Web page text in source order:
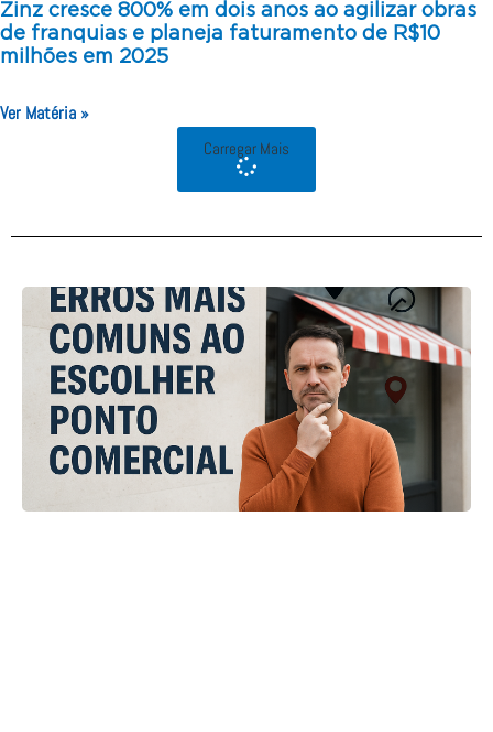
Zinz cresce 800% em dois anos ao agilizar obras
de franquias e planeja faturamento de R$10
milhões em 2025
Ver Matéria »
Carregar Mais